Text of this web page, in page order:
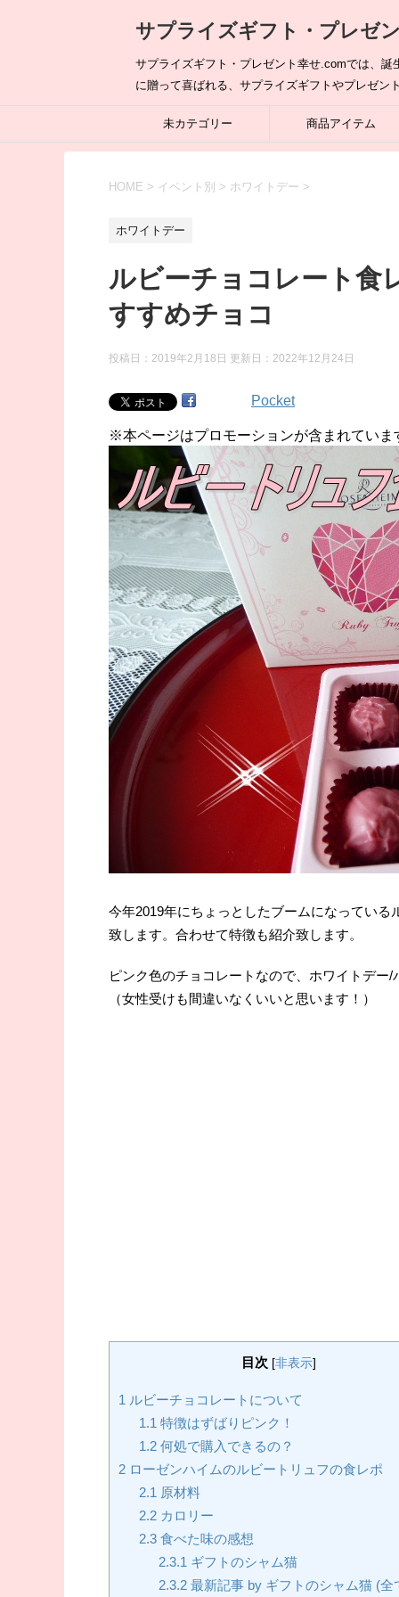
サプライズギフト・プレゼ
サプライズギフト・プレゼント幸せ.comでは、
に贈って喜ばれる、サプライズギフトやプレゼン
未カテゴリー 商品アイテム
HOME > イベント別 > ホワイトデー >
ホワイトデー
ルビーチョコレート食
すすめチョコ
投稿日：2019年2月18日 更新日： 2022年12月24日
Pocket
※本ページはプロモーションが含まれていま
今年2019年にちょっとしたブームになってい
致します。合わせて特徴も紹介致します。
ピンク色のチョコレートなので、ホワイトデ
（女性受けも間違いなくいいと思います！）
目次 [非表示]
1 ルビーチョコレートについて
1.1 特徴はずばりピンク！
1.2何処で購入できるの？
2 ローゼンハイムのルビートリュフの食レポ
2.1 原材料
2.2カロリー
2.3食べた味の感想
2.3.1 ギフトのシャム猫
2.3.2 最新記事 by ギフトのシャム猫 (全